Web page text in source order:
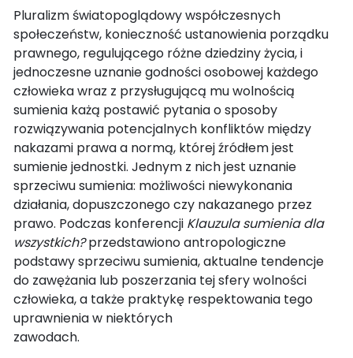
Pluralizm światopoglądowy współczesnych
społeczeństw, konieczność ustanowienia porządku
prawnego, regulującego różne dziedziny życia, i
jednoczesne uznanie godności osobowej każdego
człowieka wraz z przysługującą mu wolnością
sumienia każą postawić pytania o sposoby
rozwiązywania potencjalnych konfliktów między
nakazami prawa a normą, której źródłem jest
sumienie jednostki. Jednym z nich jest uznanie
sprzeciwu sumienia: możliwości niewykonania
działania, dopuszczonego czy nakazanego przez
prawo. Podczas konferencji Klauzula sumienia dla
wszystkich?przedstawiono antropologiczne
podstawy sprzeciwu sumienia, aktualne tendencje
do zawężania lub poszerzania tej sfery wolności
człowieka, a także praktykę respektowania tego
uprawnienia w niektórych
zawodach.